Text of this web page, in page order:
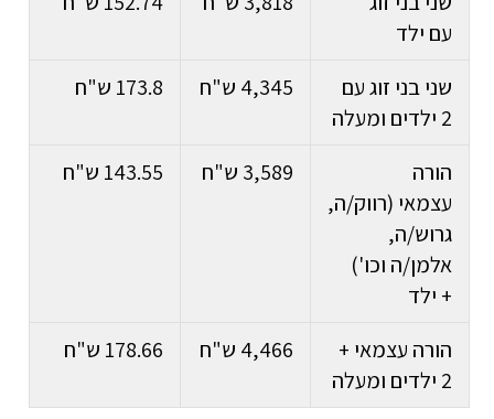
עם ילד
שני בני זוג עם
2 ילדים ומעלה
4,345 ש"ח 173.8 ש"ח
הורה
עצמאי (רווק/ה,
גרוש/ה,
אלמן/ה וכו')
+ ילד
3,589 ש"ח 143.55 ש"ח
הורה עצמאי +
2 ילדים ומעלה
4,466 ש"ח 178.66 ש"ח